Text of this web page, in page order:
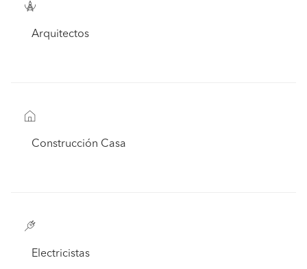
Arquitectos
Construcción Casa
Electricistas